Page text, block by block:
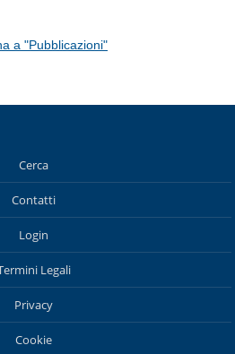
a "Pubblicazioni"
Cerca
Contatti
Login
Legali
Privacy
Cookie